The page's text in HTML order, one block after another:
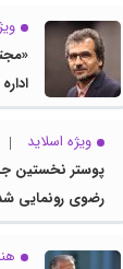
ویژه اسلاید
پوستر نخستین
رضوی رونمایی